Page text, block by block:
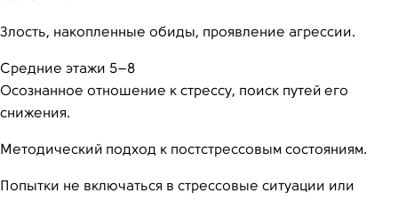
Злость, накопленные обиды, проявление агрессии.
Средние этажи 5–8
Осознанное отношение к стрессу, поиск путей его
снижения.
Методический подход к постстрессовым состояниям.
Попытки не включаться в стрессовые ситуации или